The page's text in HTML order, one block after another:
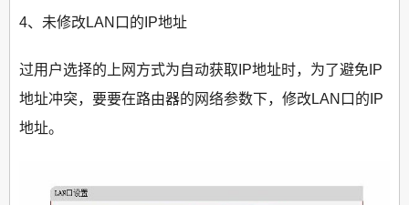
4、未修改LAN口的IP地址
过用户选择的上网方式为自动获取IP地址时，为了避免IP
地址冲突，要要在路由器的网络参数下，修改LAN口的IP
地址。